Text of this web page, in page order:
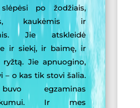
po žodžiais,
kaukėmis ir
Jie atskleidė
ir siekį, ir baimę, ir
Jie apnuogino,
– o kas tik stovi šalia.
egzaminas
Ir mes